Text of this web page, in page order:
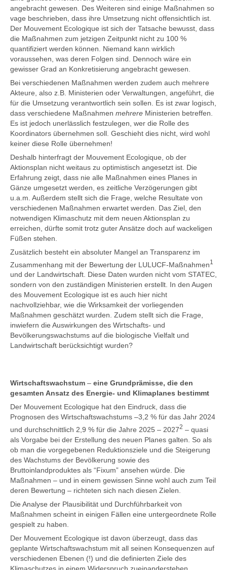
angebracht gewesen. Des Weiteren sind einige Maßnahmen so
vage beschrieben, dass ihre Umsetzung nicht offensichtlich ist.
Der Mouvement Ecologique ist sich der Tatsache bewusst, dass
die Maßnahmen zum jetzigen Zeitpunkt nicht zu 100 %
quantifiziert werden können. Niemand kann wirklich
voraussehen, was deren Folgen sind. Dennoch wäre ein
gewisser Grad an Konkretisierung angebracht gewesen.
Bei verschiedenen Maßnahmen werden zudem auch mehrere
Akteure, also z.B. Ministerien oder Verwaltungen, angeführt, die
für die Umsetzung verantwortlich sein sollen. Es ist zwar logisch,
dass verschiedene Maßnahmen mehrere Ministerien betreffen.
Es ist jedoch unerlässlich festzulegen, wer die Rolle des
Koordinators übernehmen soll. Geschieht dies nicht, wird wohl
keiner diese Rolle übernehmen!
Deshalb hinterfragt der Mouvement Ecologique, ob der
Aktionsplan nicht weitaus zu optimistisch angesetzt ist. Die
Erfahrung zeigt, dass nie alle Maßnahmen eines Planes in
Gänze umgesetzt werden, es zeitliche Verzögerungen gibt
u.a.m. Außerdem stellt sich die Frage, welche Resultate von
verschiedenen Maßnahmen erwartet werden. Das Ziel, den
notwendigen Klimaschutz mit dem neuen Aktionsplan zu
erreichen, dürfte somit trotz guter Ansätze doch auf wackeligen
Füßen stehen.
Zusätzlich besteht ein absoluter Mangel an Transparenz im
Zusammenhang mit der Bewertung der LULUCF-Maßnahmen1
und der Landwirtschaft. Diese Daten wurden nicht vom STATEC,
sondern von den zuständigen Ministerien erstellt. In den Augen
des Mouvement Ecologique ist es auch hier nicht
nachvollziehbar, wie die Wirksamkeit der vorliegenden
Maßnahmen geschätzt wurden. Zudem stellt sich die Frage,
inwiefern die Auswirkungen des Wirtschafts- und
Bevölkerungswachstums auf die biologische Vielfalt und
Landwirtschaft berücksichtigt wurden?
Wirtschaftswachstum – eine Grundprämisse, die den
gesamten Ansatz des Energie- und Klimaplanes bestimmt
Der Mouvement Ecologique hat den Eindruck, dass die
Prognosen des Wirtschaftswachstums –3,2 % für das Jahr 2024
und durchschnittlich 2,9 % für die Jahre 2025 – 20272 – quasi
als Vorgabe bei der Erstellung des neuen Planes galten. So als
ob man die vorgegebenen Reduktionsziele und die Steigerung
des Wachstums der Bevölkerung sowie des
Bruttoinlandproduktes als “Fixum” ansehen würde. Die
Maßnahmen – und in einem gewissen Sinne wohl auch zum Teil
deren Bewertung – richteten sich nach diesen Zielen.
Die Analyse der Plausibilität und Durchführbarkeit von
Maßnahmen scheint in einigen Fällen eine untergeordnete Rolle
gespielt zu haben.
Der Mouvement Ecologique ist davon überzeugt, dass das
geplante Wirtschaftswachstum mit all seinen Konsequenzen auf
verschiedenen Ebenen (!) und die definierten Ziele des